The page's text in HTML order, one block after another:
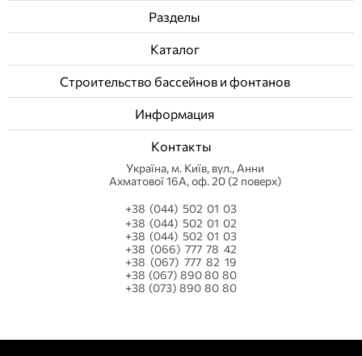
Разделы
Каталог
Строительство бассейнов и фонтанов
Информация
Контакты
Українa, м. Київ, вул., Анни
Ахматової 16А, оф. 20 (2 поверх)
+38 (044) 502 01 03
+38 (044) 502 01 02
+38 (044) 502 01 03
+38 (066) 777 78 42
+38 (067) 777 82 19
+38 (067) 890 80 80
+38 (073) 890 80 80